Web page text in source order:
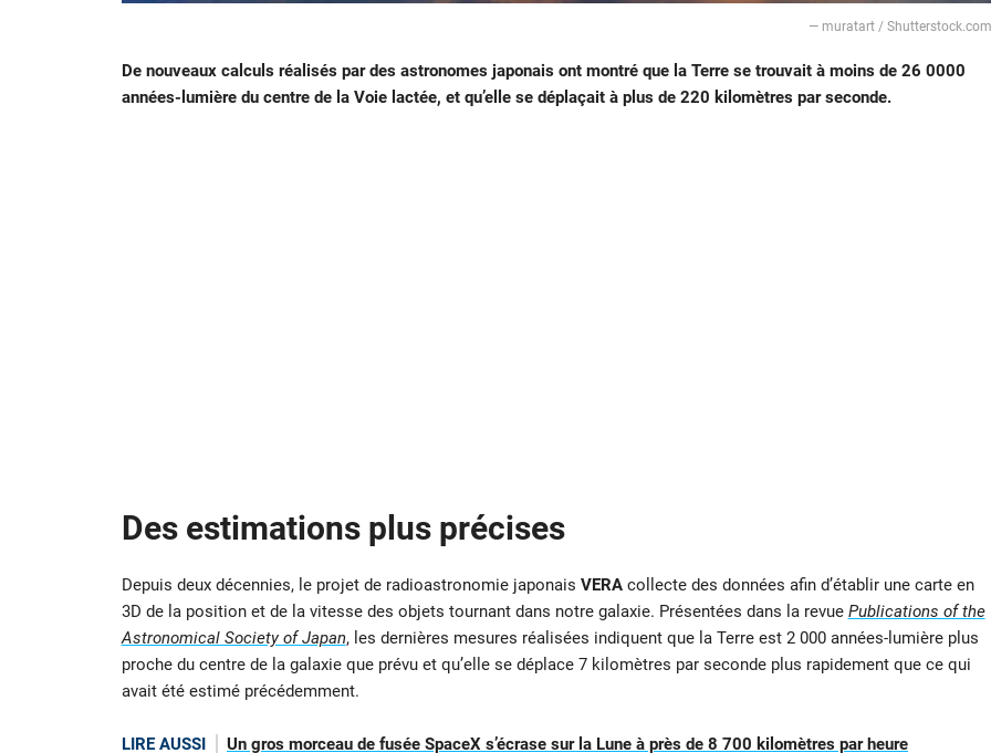
— muratart / Shutterstock.com
De nouveaux calculs réalisés par des astronomes japonais ont montré que la Terre se trouvait à moins de 26 0000
années-lumière du centre de la Voie lactée, et qu’elle se déplaçait à plus de 220 kilomètres par seconde.
Des estimations plus précises
Depuis deux décennies, le projet de radioastronomie japonais VERA collecte des données afin d’établir une carte en
3D de la position et de la vitesse des objets tournant dans notre galaxie. Présentées dans la revue Publications of the
Astronomical Society of Japan, les dernières mesures réalisées indiquent que la Terre est 2 000 années-lumière plus
proche du centre de la galaxie que prévu et qu’elle se déplace 7 kilomètres par seconde plus rapidement que ce qui
avait été estimé précédemment.
LIRE AUSSI Un gros morceau de fusée SpaceX s’écrase sur la Lune à près de 8 700 kilomètres par heure